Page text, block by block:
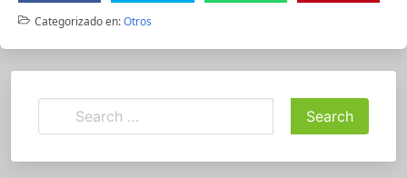
Categorizado en:Otros